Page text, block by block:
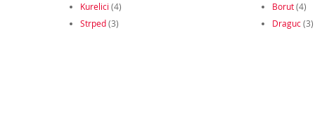
Kurelici (4) Borut(4)
Strped(3) Draguc(3)